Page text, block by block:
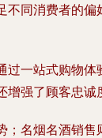
同消费者的
一站式购物
强了顾客忠诚
名烟名酒销